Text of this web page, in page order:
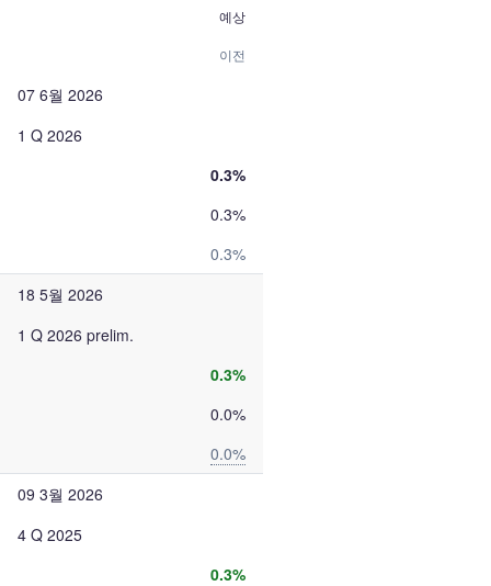
예상
이전
07 6월 2026
1 Q 2026
0.3%
0.3%
0.3%
18 5월 2026
1 Q 2026 prelim.
0.3%
0.0%
0.0%
09 3월 2026
4 Q 2025
0.3%